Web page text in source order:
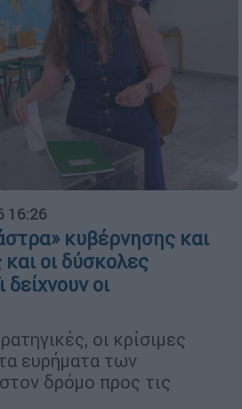
16:26
κυβέρνησης και
οι δύσκολες
δείχνουν οι
οι κρίσιμες
ευρήματα των
δρόμο προς τις